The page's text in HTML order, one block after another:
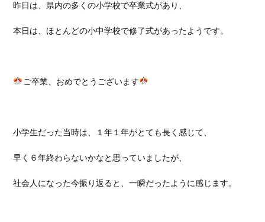
昨日は、県内の多くの小学校で卒業式があり、
本日は、ほとんどの小中学校で修了式があったようです。
ご卒業、おめでとうございます
小学生だった当時は、１年１年がとても長く感じて、
早く６年終わらないかなと思っていましたが、
社会人になった今振り返ると、一瞬だったように感じます。